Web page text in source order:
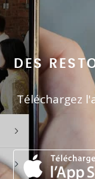
DES
Téléchargez